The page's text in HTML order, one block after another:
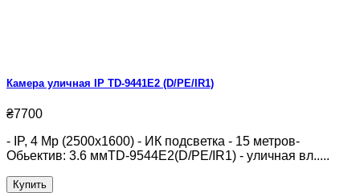
Камера уличная IP TD-9441E2 (D/PE/IR1)
₴7700
- IP, 4 Mp (2500x1600) - ИК подсветка - 15 метров-
Обьектив: 3.6 ммTD-9544E2(D/PE/IR1) - уличная вл.....
Купить